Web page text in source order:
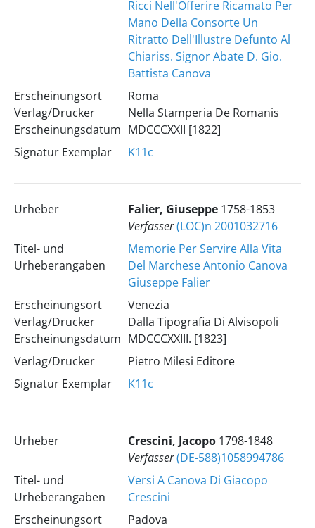
Ricci Nell'Offerire Ricamato Per
Mano Della Consorte Un
Ritratto Dell'Illustre Defunto Al
Chiariss. Signor Abate D. Gio.
Battista Canova
Erscheinungsort
Verlag/Drucker
Erscheinungsdatum
Roma
Nella Stamperia De Romanis
MDCCCXXII [1822]
Signatur Exemplar
K11c
Urheber Falier, Giuseppe 1758-1853
Verfasser(LOC)n 2001032716
Titel- und
Urheberangaben
Memorie Per Servire Alla Vita
Del Marchese Antonio Canova
Giuseppe Falier
Erscheinungsort
Verlag/Drucker
Erscheinungsdatum
Venezia
Dalla Tipografia Di Alvisopoli
MDCCCXXIII. [1823]
Verlag/Drucker
Pietro Milesi Editore
Signatur Exemplar
K11c
Urheber Crescini, Jacopo 1798-1848
Verfasser(DE-588)1058994786
Titel- und
Urheberangaben
Versi A Canova Di Giacopo
Crescini
Erscheinungsort
Padova